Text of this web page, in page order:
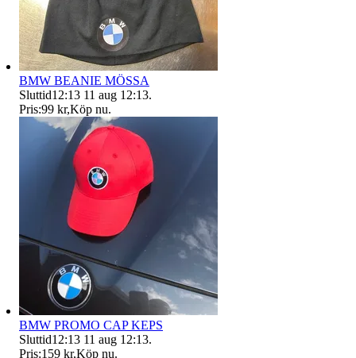
BMW BEANIE MÖSSA
Sluttid12:13 11 aug 12:13.
Pris:99 kr,Köp nu.
BMW PROMO CAP KEPS
Sluttid12:13 11 aug 12:13.
Pris:159 kr,Köp nu.